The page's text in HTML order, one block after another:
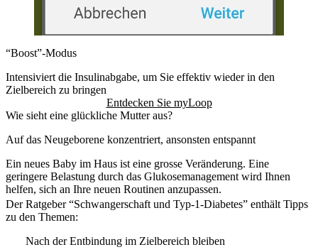
“Boost”-Modus
Intensiviert die Insulinabgabe, um Sie effektiv wieder in den
Zielbereich zu bringen
Entdecken Sie myLoop
Wie sieht eine glückliche Mutter aus?
Auf das Neugeborene konzentriert, ansonsten entspannt
Ein neues Baby im Haus ist eine grosse Veränderung. Eine
geringere Belastung durch das Glukosemanagement wird Ihnen
helfen, sich an Ihre neuen Routinen anzupassen.
Der Ratgeber “Schwangerschaft und Typ-1-Diabetes” enthält Tipps
zu den Themen:
Nach der Entbindung im Zielbereich bleiben